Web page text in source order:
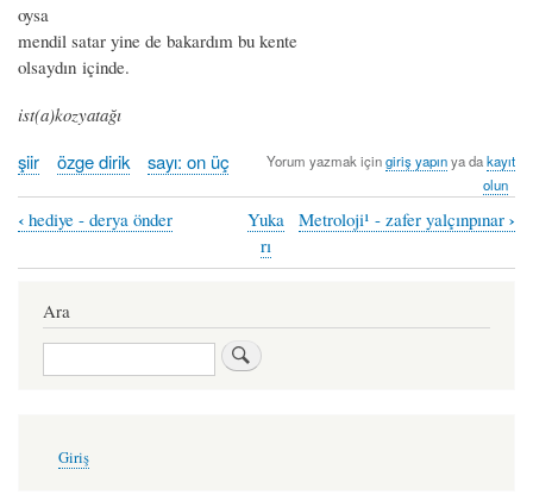
oysa
mendil satar yine de bakardım bu kente
olsaydın içinde.
ist(a)kozyatağı
şiir özge dirik sayı: on üç Yorum yazmak içingiriş yapınya dakayıt
olun
Book
traversal
links
for
ikincil
duvar
‹ hediye - derya önder
Yuka
rı
Metroloji¹ - zafer yalçınpınar ›
Ara
Ara
account
Giriş